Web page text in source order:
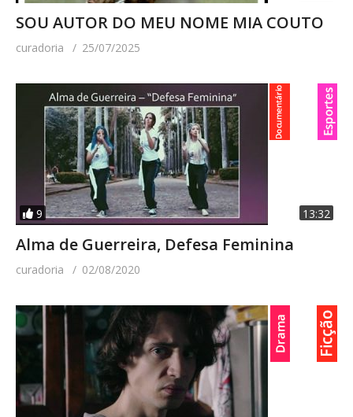
SOU AUTOR DO MEU NOME MIA COUTO
curadoria 25/07/2025
9 13:32
Alma de Guerreira, Defesa Feminina
curadoria 02/08/2020